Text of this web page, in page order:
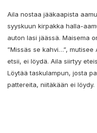
Aila nostaa jääkaapista
syyskuun kirpakka halla-
auton lasi jäässä. Maisema
”Missäs se kahvi…”,
etsii, ei löydä. Aila siirtyy
Löytää taskulampun, josta
pattereita, niitäkään ei löydy.